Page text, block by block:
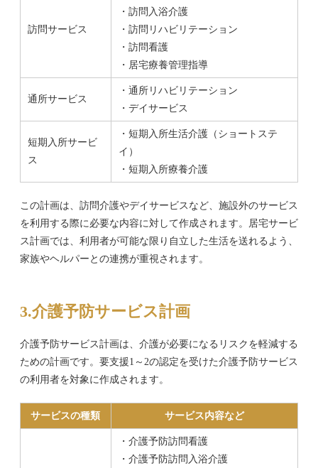
訪問サービス
・訪問入浴介護
・訪問リハビリテーション
・訪問看護
・居宅療養管理指導
通所サービス
・通所リハビリテーション
・デイサービス
短期入所サービ
ス
・短期入所生活介護（ショートステ
イ）
・短期入所療養介護
この計画は、訪問介護やデイサービスなど、施設外のサービス
を利用する際に必要な内容に対して作成されます。居宅サービ
ス計画では、利用者が可能な限り自立した生活を送れるよう、
家族やヘルパーとの連携が重視されます。
3.介護予防サービス計画
介護予防サービス計画は、介護が必要になるリスクを軽減する
ための計画です。要支援1～2の認定を受けた介護予防サービス
の利用者を対象に作成されます。
サービスの種類 サービス内容など
・介護予防訪問看護
・介護予防訪問入浴介護